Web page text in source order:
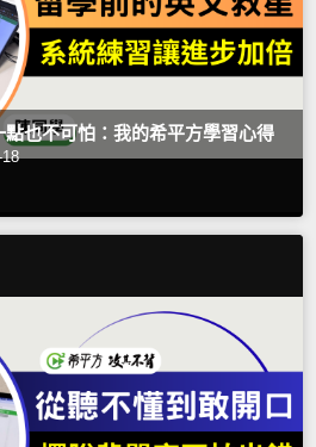
也不可怕：我的希平方學習心得